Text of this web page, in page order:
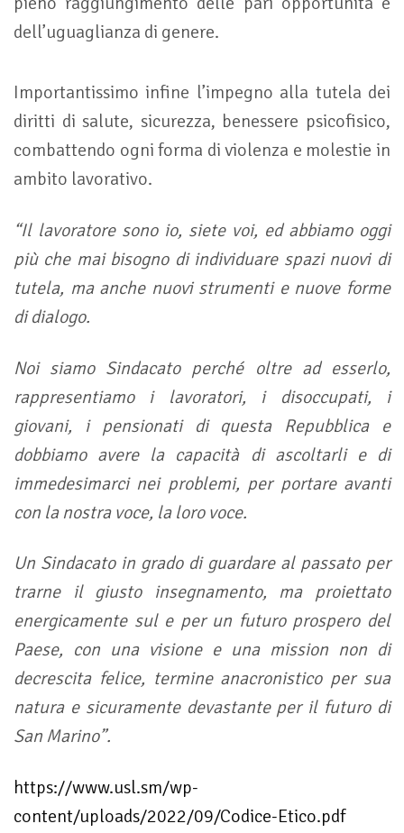
dell’uguaglianza di genere.
Importantissimo infine l’impegno alla tutela dei
diritti di salute, sicurezza, benessere psicofisico,
combattendo ogni forma di violenza e molestie in
ambito lavorativo.
“Il lavoratore sono io, siete voi, ed abbiamo oggi
più che mai bisogno di individuare spazi nuovi di
tutela, ma anche nuovi strumenti e nuove forme
di dialogo.
Noi siamo Sindacato perché oltre ad esserlo,
rappresentiamo i lavoratori, i disoccupati, i
giovani, i pensionati di questa Repubblica e
dobbiamo avere la capacità di ascoltarli e di
immedesimarci nei problemi, per portare avanti
con la nostra voce, la loro voce.
Un Sindacato in grado di guardare al passato per
trarne il giusto insegnamento, ma proiettato
energicamente sul e per un futuro prospero del
Paese, con una visione e una mission non di
decrescita felice, termine anacronistico per sua
natura e sicuramente devastante per il futuro di
San Marino”.
https://www.usl.sm/wp-
content/uploads/2022/09/Codice-Etico.pdf